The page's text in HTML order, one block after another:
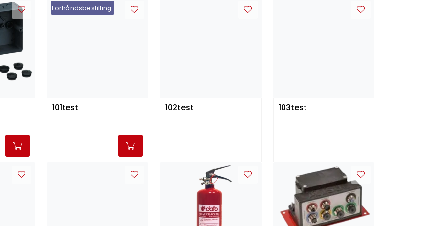
Forhåndsbestilling
101test 102test 103test